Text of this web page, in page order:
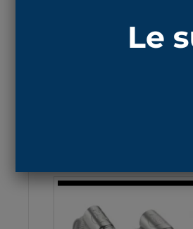
résiste aux
essence et aux températures